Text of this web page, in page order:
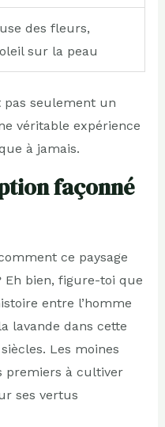
des fleurs,
sur la peau
pas seulement un
véritable expérience
à jamais.
façonné
ce paysage
bien, figure-toi que
entre l’homme
lavande dans cette
Les moines
premiers à cultiver
ses vertus